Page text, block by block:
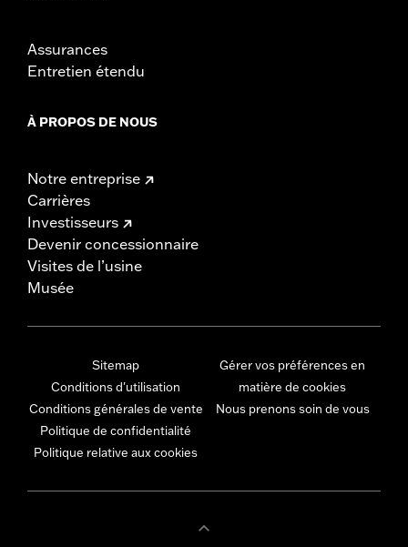
Assurances
Entretien étendu
À PROPOS DE NOUS
Notre entreprise
Carrières
Investisseurs
Devenir concessionnaire
Visites de l’usine
Musée
Sitemap
Conditions d'utilisation
Conditions générales de vente
Politique de confidentialité
Politique relative aux cookies
Gérer vos préférences en
matière de cookies
Nous prenons soin de vous